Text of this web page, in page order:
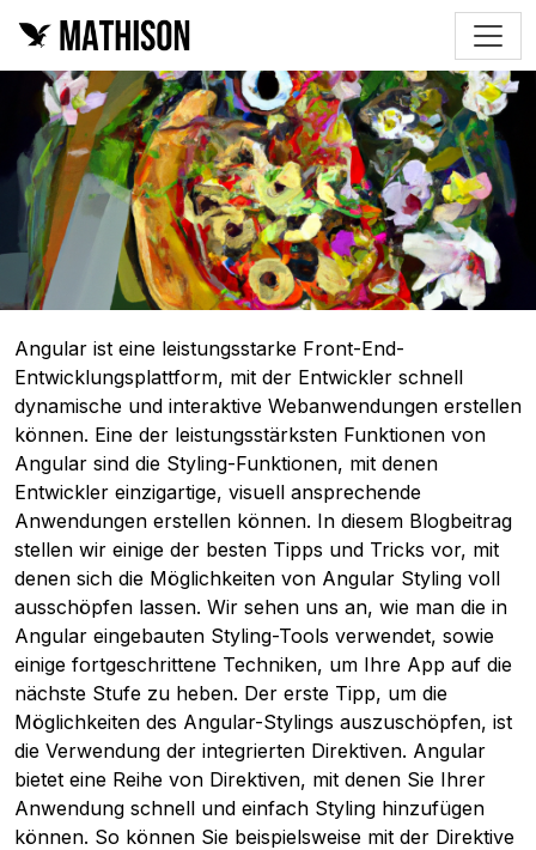
Angular ist eine leistungsstarke Front-End-
Entwicklungsplattform, mit der Entwickler schnell
dynamische und interaktive Webanwendungen erstellen
können. Eine der leistungsstärksten Funktionen von
Angular sind die Styling-Funktionen, mit denen
Entwickler einzigartige, visuell ansprechende
Anwendungen erstellen können. In diesem Blogbeitrag
stellen wir einige der besten Tipps und Tricks vor, mit
denen sich die Möglichkeiten von Angular Styling voll
ausschöpfen lassen. Wir sehen uns an, wie man die in
Angular eingebauten Styling-Tools verwendet, sowie
einige fortgeschrittene Techniken, um Ihre App auf die
nächste Stufe zu heben. Der erste Tipp, um die
Möglichkeiten des Angular-Stylings auszuschöpfen, ist
die Verwendung der integrierten Direktiven. Angular
bietet eine Reihe von Direktiven, mit denen Sie Ihrer
Anwendung schnell und einfach Styling hinzufügen
können. So können Sie beispielsweise mit der Direktive